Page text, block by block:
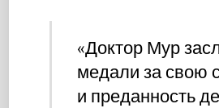
«Доктор Мур
медали за свою
и преданность